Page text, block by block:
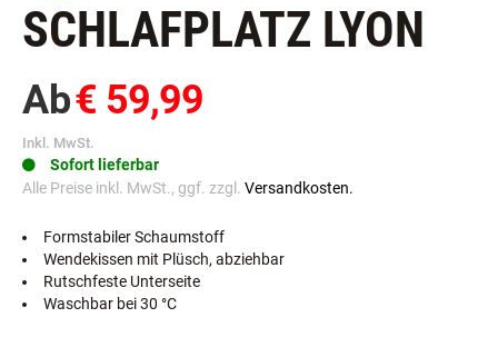
SCHLAFPLATZ LYON
Ab€ 59,99
Inkl. MwSt.
Sofort lieferbar
Alle Preise inkl. MwSt., ggf. zzgl. Versandkosten.
Formstabiler Schaumstoff
Wendekissen mit Plüsch, abziehbar
Rutschfeste Unterseite
Waschbar bei 30 °C